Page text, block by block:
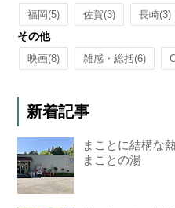
福岡(5) 佐賀(3) 長崎(3)
その他
映画(8) 雑感・総括(6)
新着記事
まことに結構な
まことの湯